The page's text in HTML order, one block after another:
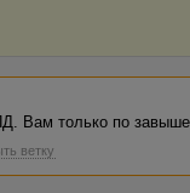
Вам только по
ветку